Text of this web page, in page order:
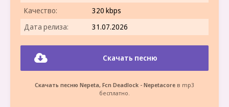
Качество:
320 kbps
Дата релиза:
31.07.2026
Скачать песню
Скачать песню Nepeta, Fcn Deadlock - Nepetacore в mp3
бесплатно.